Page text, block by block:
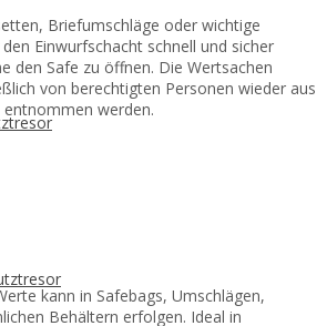
Briefumschläge oder wichtige
Einwurfschacht schnell und sicher
den Safe zu öffnen. Die Wertsachen
von berechtigten Personen wieder aus
werden.
kann in Safebags, Umschlägen,
Behältern erfolgen. Ideal in